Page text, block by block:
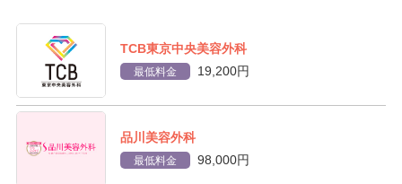
TCB東京中央美容外科
最低料金 19,200円
品川美容外科
最低料金 98,000円